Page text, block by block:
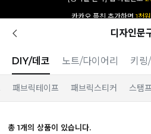
디자인문
DIY/데코 노트/다이어리 키링
패브릭테이프 패브릭스티커 스탬
총 1개의 상품이 있습니다.